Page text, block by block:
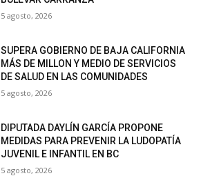
5 agosto, 2026
SUPERA GOBIERNO DE BAJA CALIFORNIA
MÁS DE MILLON Y MEDIO DE SERVICIOS
DE SALUD EN LAS COMUNIDADES
5 agosto, 2026
DIPUTADA DAYLÍN GARCÍA PROPONE
MEDIDAS PARA PREVENIR LA LUDOPATÍA
JUVENIL E INFANTIL EN BC
5 agosto, 2026